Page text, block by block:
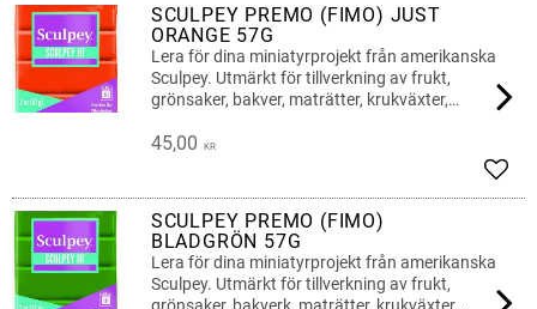
SCULPEY PREMO (FIMO) JUST
ORANGE 57G
Lera för dina miniatyrprojekt från amerikanska
Sculpey. Utmärkt för tillverkning av frukt,
grönsaker, bakver, maträtter, krukväxter,
45,00 KR
SCULPEY PREMO (FIMO)
BLADGRÖN 57G
Lera för dina miniatyrprojekt från amerikanska
Sculpey. Utmärkt för tillverkning av frukt,